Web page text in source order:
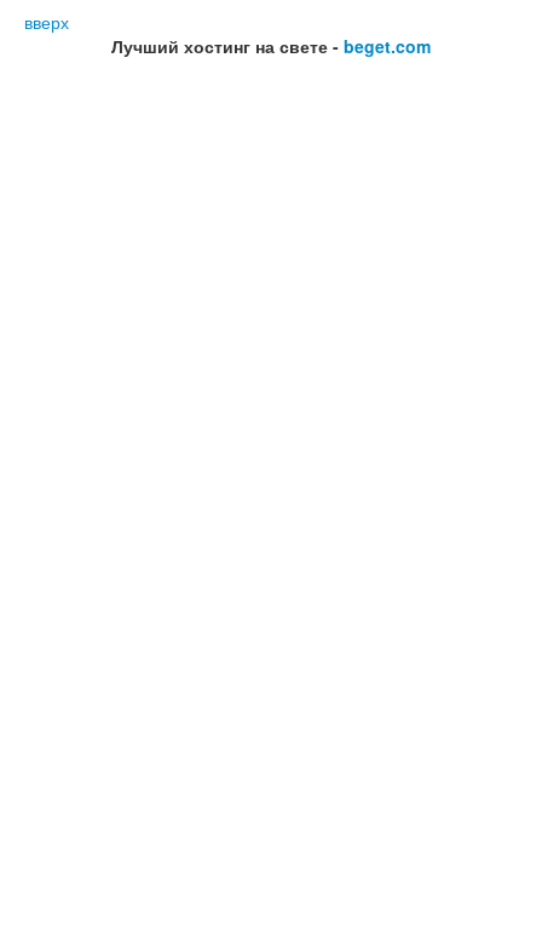
вверх
Лучший хостинг на свете - beget.com